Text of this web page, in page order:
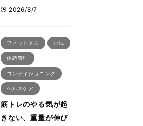
プボディビルダー・
る「回復習慣」
2026/8/7
フィットネス 睡眠
体調管理
コンディショニング
ヘルスケア
筋トレのやる気が起
きない、重量が伸び